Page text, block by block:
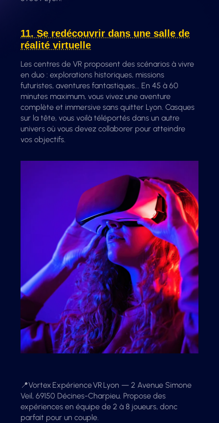
11. Se redécouvrir dans une salle de
réalité virtuelle
Les centres de VR proposent des scénarios à vivre
en duo : explorations historiques, missions
futuristes, aventures fantastiques... En 45 à 60
minutes maximum, vous vivez une aventure
complète et immersive sans quitter Lyon. Casques
sur la tête, vous voilà téléportés dans un autre
univers où vous devez collaborer pour atteindre
vos objectifs.
📍Vortex Expérience VR Lyon — 2 Avenue Simone
Veil, 69150 Décines-Charpieu. Propose des
expériences en équipe de 2 à 8 joueurs, donc
parfait pour un couple.